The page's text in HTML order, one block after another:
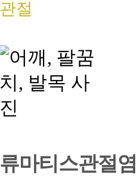
관절
류마티스관절